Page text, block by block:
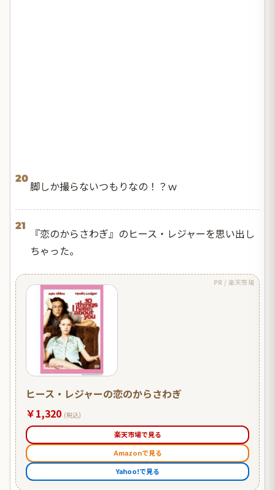
20
脚しか撮らないつもりなの！？ｗ
21
『恋のからさわぎ』のヒース・レジャーを思い出し
ちゃった。
PR / 楽天市場
ヒース・レジャーの恋のからさわぎ
￥1,320 (税込)
楽天市場で見る
Amazonで見る
Yahoo!で見る